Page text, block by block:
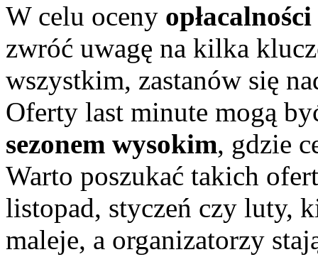
W celu oceny opłacalności
zwróć uwagę na kilka
wszystkim, zastanów się
Oferty last minute mogą
sezonem wysokim, gdzie
Warto poszukać takich
listopad, styczeń czy luty,
maleje, a organizatorzy